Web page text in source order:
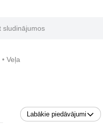
Veļa
Labākie piedāvājumi